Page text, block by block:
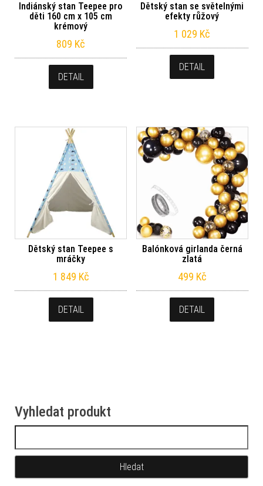
Indiánský stan Teepee pro
děti 160 cm x 105 cm
krémový
809 Kč
DETAIL
Dětský stan se světelnými
efekty růžový
1 029 Kč
DETAIL
Dětský stan Teepee s
mráčky
1 849 Kč
DETAIL
Balónková girlanda černá
zlatá
499 Kč
DETAIL
Vyhledat produkt